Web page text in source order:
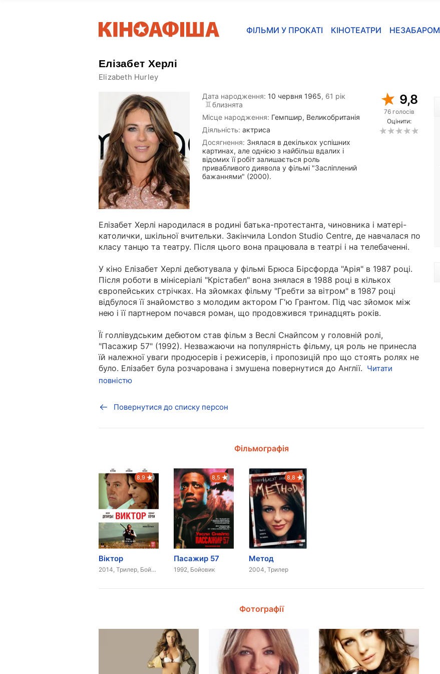
ФІЛЬМИ У ПРОКАТІ КІНОТЕАТРИ НЕЗАБАРОМ
Елізабет Херлі
Elizabeth Hurley
Дата народження: 10 червня 1965, 61 рік
близнята
Місце народження: Гемпшир, Великобританія
Діяльність: актриса
Досягнення: Знялася в декількох успішних
картинах, але однією з найбільш вдалих і
відомих її робіт залишається роль
привабливого диявола у фільмі "Засліплений
бажаннями" (2000).
9,8
76 голосів
Оцінити:
Елізабет Херлі народилася в родині батька-протестанта, чиновника і матері-
католички, шкільної вчительки. Закінчила London Studio Centre, де навчалася по
класу танцю та театру. Після цього вона працювала в театрі і на телебаченні.
У кіно Елізабет Херлі дебютувала у фільмі Брюса Бірсфорда "Арія" в 1987 році.
Після роботи в мінісеріалі "Крістабел" вона знялася в 1988 році в кількох
європейських стрічках. На зйомках фільму "Гребти за вітром" в 1987 році
відбулося її знайомство з молодим актором Г'ю Грантом. Під час зйомок між
нею і її партнером почався роман, що продовжився тринадцять років.
Її голлівудським дебютом став фільм з Веслі Снайпсом у головній ролі,
"Пасажир 57" (1992). Незважаючи на популярність фільму, ця роль не принесла
їй належної уваги продюсерів і режисерів, і пропозицій про що стоять ролях не
було. Елізабет була розчарована і змушена повернутися до Англії. Читати
повністю
Повернутися до списку персон
Фільмографія
8,9
Віктор
2014, Трилер, Бойовик
8,5
Пасажир 57
1992, Бойовик
8,8
Метод
2004, Трилер
Фотографії
1960, 66 років